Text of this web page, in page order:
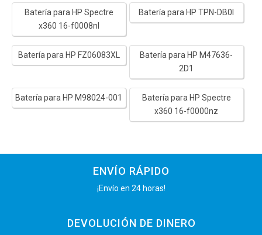
Batería para HP Spectre
x360 16-f0008nl
Batería para HP TPN-DB0I
Batería para HP FZ06083XL
Batería para HP M47636-
2D1
Batería para HP M98024-001
Batería para HP Spectre
x360 16-f0000nz
ENVÍO RÁPIDO
¡Envío en 24 horas!
DEVOLUCIÓN DE DINERO